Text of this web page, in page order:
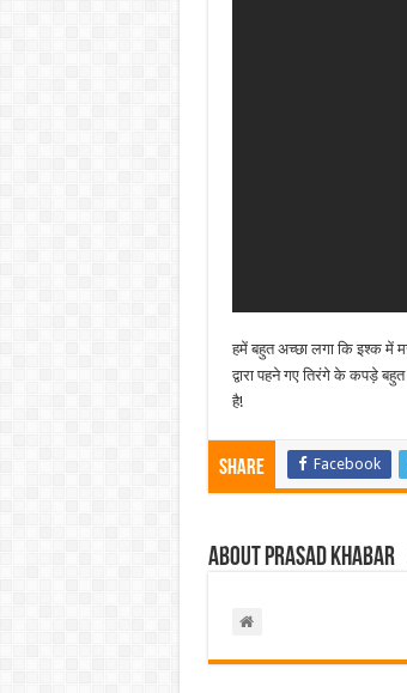
हमें बहुत अच्छा लगा कि इश्क में
द्वारा पहने गए तिरंगे के कपड़े
है!
Share Facebook
About Prasad Khabar